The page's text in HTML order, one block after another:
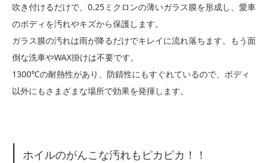
吹き付けるだけで、0.25ミクロンの薄いガラス膜を形成し、愛車
のボディを汚れやキズから保護します。
ガラス膜の汚れは雨が降るだけでキレイに流れ落ちます。もう面
倒な洗車やWAX掛けは不要です。
1300℃の耐熱性があり、防錆性にもすぐれているので、ボディ
以外にもさまざまな場所で効果を発揮します。
ホイルのがんこな汚れもピカピカ！！